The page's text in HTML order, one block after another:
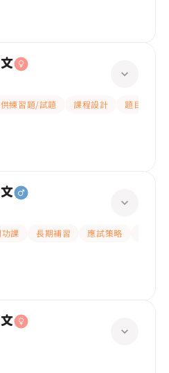
練習題/試題 課程設計
題目講解
課 長期補習 應試策略